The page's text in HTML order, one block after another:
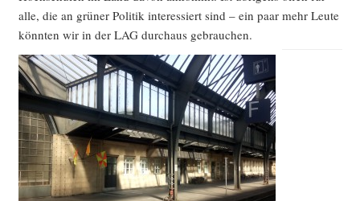
alle, die an grü­ner Poli­tik inter­es­siert sind – ein paar mehr Leu­te
könn­ten wir in der LAG durch­aus gebrauchen.